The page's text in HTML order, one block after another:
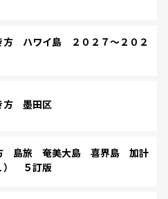
方 ハワイ島 ２０２７～２０２
方 墨田区
島旅 奄美大島 喜界島 加計
） ５訂版